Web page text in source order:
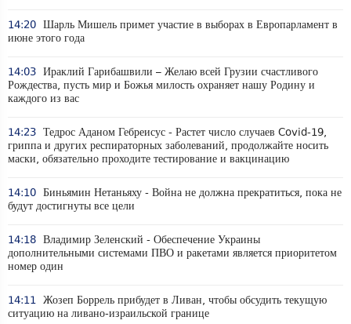
14:20 Шарль Мишель примет участие в выборах в Европарламент в
июне этого года
14:03 Ираклий Гарибашвили – Желаю всей Грузии счастливого
Рождества, пусть мир и Божья милость охраняет нашу Родину и
каждого из вас
14:23 Тедрос Аданом Гебреисус - Растет число случаев Covid-19,
гриппа и других респираторных заболеваний, продолжайте носить
маски, обязательно проходите тестирование и вакцинацию
14:10 Биньямин Нетаньяху - Война не должна прекратиться, пока не
будут достигнуты все цели
14:18 Владимир Зеленский - Обеспечение Украины
дополнительными системами ПВО и ракетами является приоритетом
номер один
14:11 Жозеп Боррель прибудет в Ливан, чтобы обсудить текущую
ситуацию на ливано-израильской границе